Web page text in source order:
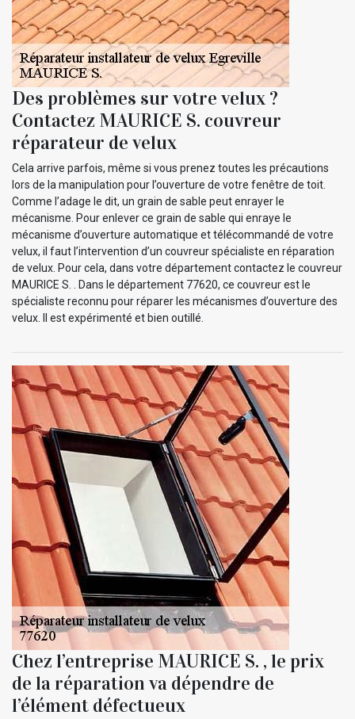
Des problèmes sur votre velux ?
Contactez MAURICE S. couvreur
réparateur de velux
Cela arrive parfois, même si vous prenez toutes les précautions
lors de la manipulation pour l’ouverture de votre fenêtre de toit.
Comme l’adage le dit, un grain de sable peut enrayer le
mécanisme. Pour enlever ce grain de sable qui enraye le
mécanisme d’ouverture automatique et télécommandé de votre
velux, il faut l’intervention d’un couvreur spécialiste en réparation
de velux. Pour cela, dans votre département contactez le couvreur
MAURICE S. . Dans le département 77620, ce couvreur est le
spécialiste reconnu pour réparer les mécanismes d’ouverture des
velux. Il est expérimenté et bien outillé.
Chez l’entreprise MAURICE S. , le prix
de la réparation va dépendre de
l’élément défectueux